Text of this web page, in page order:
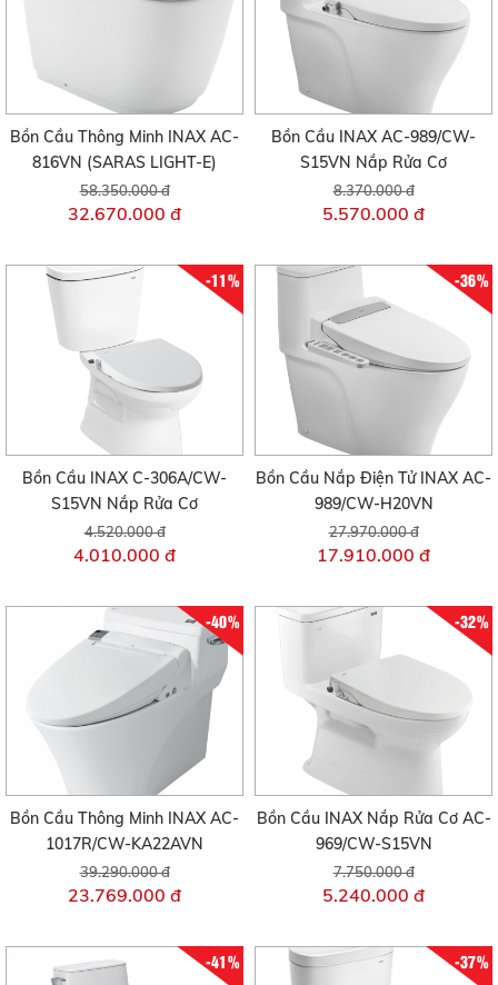
Bồn Cầu Thông Minh INAX AC-
816VN (SARAS LIGHT-E)
58.350.000 đ
32.670.000 đ
Bồn Cầu INAX AC-989/CW-
S15VN Nắp Rửa Cơ
8.370.000 đ
5.570.000 đ
-11%
Bồn Cầu INAX C-306A/CW-
S15VN Nắp Rửa Cơ
4.520.000 đ
4.010.000 đ
-36%
Bồn Cầu Nắp Điện Tử INAX AC-
989/CW-H20VN
27.970.000 đ
17.910.000 đ
-40%
Bồn Cầu Thông Minh INAX AC-
1017R/CW-KA22AVN
39.290.000 đ
23.769.000 đ
-32%
Bồn Cầu INAX Nắp Rửa Cơ AC-
969/CW-S15VN
7.750.000 đ
5.240.000 đ
-41% -37%